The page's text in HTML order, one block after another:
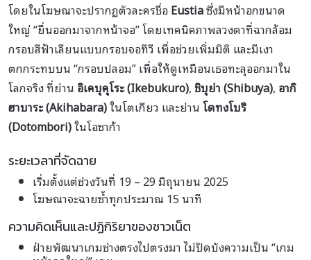
โดยในโฆษณาจะปรากฏตัวละครชื่อEustiaซึ่งมีหน้าอกขนาด
ใหญ่ “ยื่นออกมาจากหน้าจอ” โดยเทคนิคภาพลวงตาที่ฉากล้อม
กรอบสีฟ้าเลียนแบบกรอบจอทีวี เพื่อช่วยเพิ่มมิติ และมีเงา
ตกกระทบบน “กรอบปลอม” เพื่อให้ดูเหมือนเธอทะลุออกมาใน
โลกจริง ที่ย่าน อิเคบุคุโระ (Ikebukuro),ชิบุย่า (Shibuya), อากิ
ฮาบาระ (Akihabara)ในโตเกียว และย่านโดทงโบริ
(Dotombori)ในโอซาก้า
ระยะเวลาที่จัดฉาย
เริ่มตั้งแต่ช่วงวันที่ 19 – 29 มิถุนายน 2025
โฆษณาจะฉายซ้ำทุกประมาณ 15 นาที
ความคิดเห็นและปฏิกิริยาของชาวเน็ต
ฝ่ายพัฒนาเกมช่างตรงไปตรงมา ไม่ปิดบังความเป็น “เกม